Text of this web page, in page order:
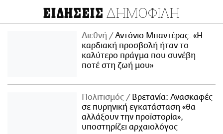
ΕΙΔΗΣΕΙΣ ΔΗΜΟΦΙΛΗ
Διεθνή
Αντόνιο Μπαντέρας: «Η
καρδιακή προσβολή ήταν το
καλύτερο πράγμα που συνέβη
ποτέ στη ζωή μου»
Πολιτισμός
Βρετανία: Ανασκαφές
σε πυρηνική εγκατάσταση «θα
αλλάξουν την προϊστορία»,
υποστηρίζει αρχαιολόγος